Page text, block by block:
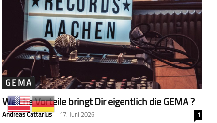
GEMA
Welche Vorteile bringt Dir eigentlich die GEMA ?
Andreas Cattarius - 17. Juni 2026 1